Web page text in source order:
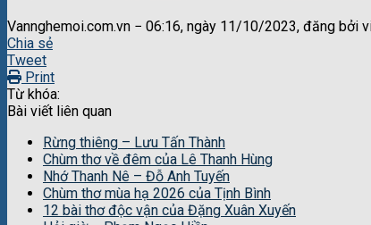
Vannghemoi.com.vn − 06:16, ngày 11/10/2023, đăng bởi
Chia sẻ
Tweet
Print
Từ khóa:
Bài viết liên quan
Rừng thiêng – Lưu Tấn Thành
Chùm thơ về đêm của Lê Thanh Hùng
Nhớ Thanh Nê – Đỗ Anh Tuyến
Chùm thơ mùa hạ 2026 của Tịnh Bình
12 bài thơ độc vận của Đặng Xuân Xuyến